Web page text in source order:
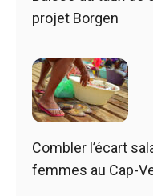
projet Borgen
Combler l’écart
femmes au Cap-